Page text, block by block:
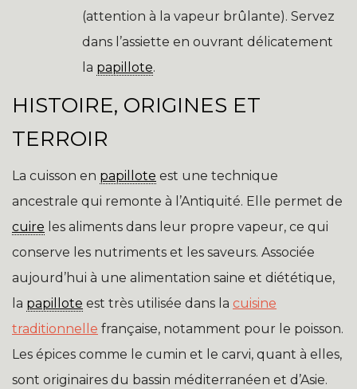
(attention à la vapeur brûlante). Servez
dans l’assiette en ouvrant délicatement
la papillote.
HISTOIRE, ORIGINES ET
TERROIR
La cuisson en papillote est une technique
ancestrale qui remonte à l’Antiquité. Elle permet de
cuire les aliments dans leur propre vapeur, ce qui
conserve les nutriments et les saveurs. Associée
aujourd’hui à une alimentation saine et diététique,
la papillote est très utilisée dans la cuisine
traditionnelle française, notamment pour le poisson.
Les épices comme le cumin et le carvi, quant à elles,
sont originaires du bassin méditerranéen et d’Asie.